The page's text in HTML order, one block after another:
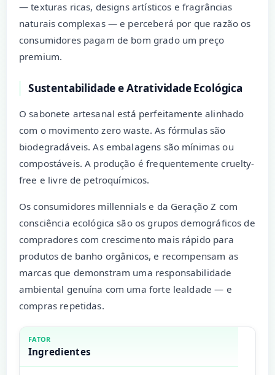
— texturas ricas, designs artísticos e fragrâncias
naturais complexas — e perceberá por que razão os
consumidores pagam de bom grado um preço
premium.
Sustentabilidade e Atratividade Ecológica
O sabonete artesanal está perfeitamente alinhado
com o movimento zero waste. As fórmulas são
biodegradáveis. As embalagens são mínimas ou
compostáveis. A produção é frequentemente cruelty-
free e livre de petroquímicos.
Os consumidores millennials e da Geração Z com
consciência ecológica são os grupos demográficos de
compradores com crescimento mais rápido para
produtos de banho orgânicos, e recompensam as
marcas que demonstram uma responsabilidade
ambiental genuína com uma forte lealdade — e
compras repetidas.
Ingredientes